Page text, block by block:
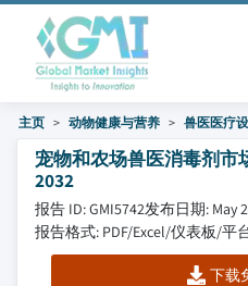
主页 动物健康与营养 兽医医疗
宠物和农场兽医消毒剂市
2032
报告 ID: GMI5742发布日期: May
报告格式: PDF/Excel/仪表板/平
下载